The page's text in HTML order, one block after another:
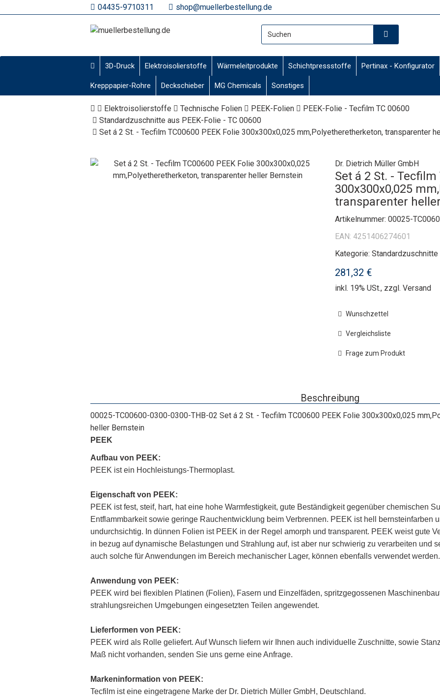
04435-9710311 shop@muellerbestellung.de
3D-Druck Elektroisolierstoffe Wärmeleitprodukte Schichtpressstoffe Pertinax - Konfigurator
Krepppapier-Rohre Deckschieber MG Chemicals Sonstiges
Elektroisolierstoffe Technische Folien PEEK-Folien
PEEK-Folie - Tecfilm TC 00600
Standardzuschnitte aus PEEK-Folie - TC 00600
Set á 2 St. - Tecfilm TC00600 PEEK Folie 300x300x0,025 mm,Polyetheretherketon, transparenter
Dr. Dietrich Müller GmbH
Set á 2 St. - Tecfilm
300x300x0,025
transparenter
Artikelnummer: 00025-
EAN: 4251406274601
Kategorie:
281,32 €
inkl. 19% USt., zzgl. Versand
Wunschzettel
Vergleichsliste
Frage zum Produkt
Beschreibung
00025-TC00600-0300-0300-THB-02 Set á 2 St. - Tecfilm TC00600 PEEK Folie 300x300x0,025
heller Bernstein
PEEK
Aufbau von PEEK:
PEEK ist ein Hochleistungs-Thermoplast.
Eigenschaft von PEEK:
PEEK ist fest, steif, hart, hat eine hohe Warmfestigkeit, gute Beständigkeit gegenüber chemischen
Entflammbarkeit sowie geringe Rauchentwicklung beim Verbrennen. PEEK ist hell bernsteinfarben
undurchsichtig. In dünnen Folien ist PEEK in der Regel amorph und transparent. PEEK weist gute
in bezug auf dynamische Belastungen und Strahlung auf, ist aber nur schwierig zu verarbeiten und
auch solche für Anwendungen im Bereich mechanischer Lager, können ebenfalls verwendet werden.
Anwendung von PEEK:
PEEK wird bei flexiblen Platinen (Folien), Fasern und Einzelfäden, spritzgegossenen
strahlungsreichen Umgebungen eingesetzten Teilen angewendet.
Lieferformen von PEEK:
PEEK wird als Rolle geliefert. Auf Wunsch liefern wir Ihnen auch individuelle Zuschnitte, sowie
Maß nicht vorhanden, senden Sie uns gerne eine Anfrage.
Markeninformation von PEEK:
Tecfilm ist eine eingetragene Marke der Dr. Dietrich Müller GmbH, Deutschland.